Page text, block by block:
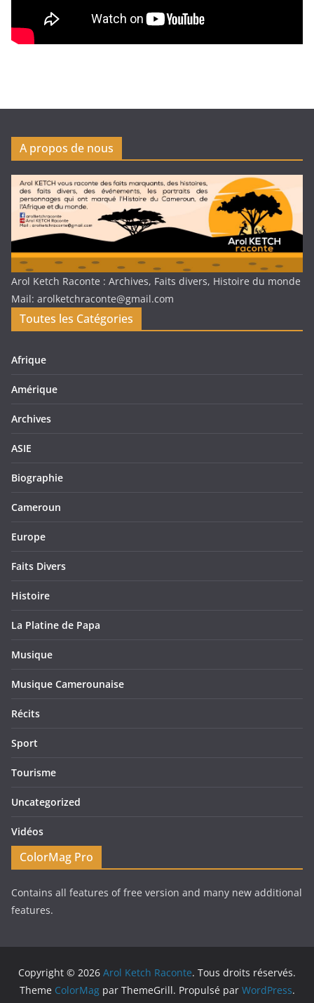
A propos de nous
Arol Ketch Raconte : Archives, Faits divers, Histoire du monde
Mail: arolketchraconte@gmail.com
Toutes les Catégories
Afrique
Amérique
Archives
ASIE
Biographie
Cameroun
Europe
Faits Divers
Histoire
La Platine de Papa
Musique
Musique Camerounaise
Récits
Sport
Tourisme
Uncategorized
Vidéos
ColorMag Pro
Contains all features of free version and many new additional
features.
Copyright © 2026 Arol Ketch Raconte. Tous droits réservés.
Theme ColorMagpar ThemeGrill. Propulsé par WordPress.